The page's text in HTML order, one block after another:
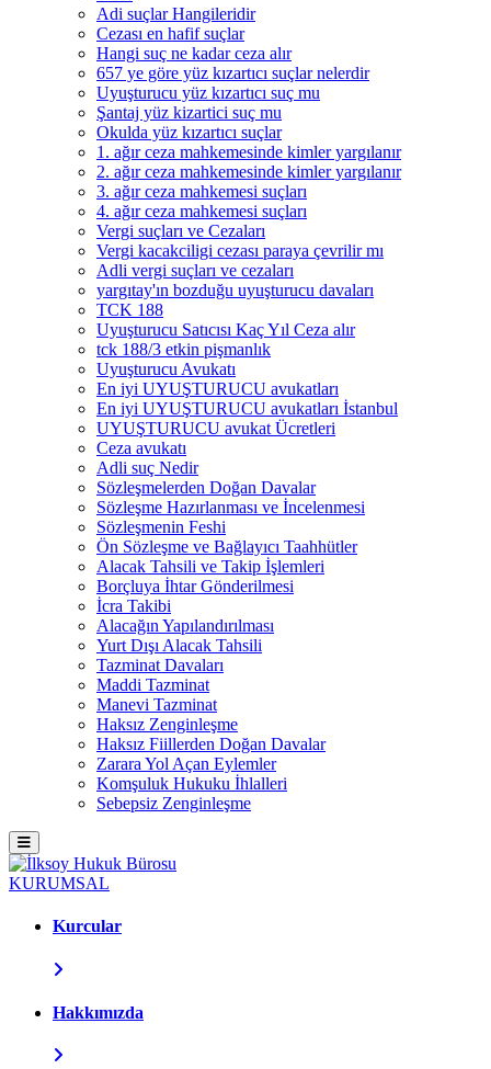
Adi suçlar Hangileridir
Cezası en hafif suçlar
Hangi suç ne kadar ceza alır
657 ye göre yüz kızartıcı suçlar nelerdir
Uyuşturucu yüz kızartıcı suç mu
Şantaj yüz kizartici suç mu
Okulda yüz kızartıcı suçlar
1. ağır ceza mahkemesinde kimler yargılanır
2. ağır ceza mahkemesinde kimler yargılanır
3. ağır ceza mahkemesi suçları
4. ağır ceza mahkemesi suçları
Vergi suçları ve Cezaları
Vergi kacakciligi cezası paraya çevrilir mı
Adli vergi suçları ve cezaları
yargıtay'ın bozduğu uyuşturucu davaları
TCK 188
Uyuşturucu Satıcısı Kaç Yıl Ceza alır
tck 188/3 etkin pişmanlık
Uyuşturucu Avukatı
En iyi UYUŞTURUCU avukatları
En iyi UYUŞTURUCU avukatları İstanbul
UYUŞTURUCU avukat Ücretleri
Ceza avukatı
Adli suç Nedir
Sözleşmelerden Doğan Davalar
Sözleşme Hazırlanması ve İncelenmesi
Sözleşmenin Feshi
Ön Sözleşme ve Bağlayıcı Taahhütler
Alacak Tahsili ve Takip İşlemleri
Borçluya İhtar Gönderilmesi
İcra Takibi
Alacağın Yapılandırılması
Yurt Dışı Alacak Tahsili
Tazminat Davaları
Maddi Tazminat
Manevi Tazminat
Haksız Zenginleşme
Haksız Fiillerden Doğan Davalar
Zarara Yol Açan Eylemler
Komşuluk Hukuku İhlalleri
Sebepsiz Zenginleşme
KURUMSAL
Kurcular
Hakkımızda